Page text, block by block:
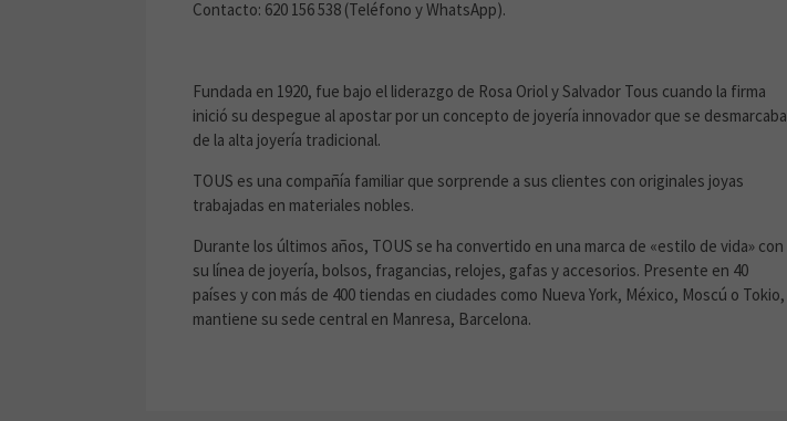
Contacto: 620 156 538 (Teléfono y WhatsApp).
Fundada en 1920, fue bajo el liderazgo de Rosa Oriol y Salvador Tous cuando la firma
inició su despegue al apostar por un concepto de joyería innovador que se desmarcaba
de la alta joyería tradicional.
TOUS es una compañía familiar que sorprende a sus clientes con originales joyas
trabajadas en materiales nobles.
Durante los últimos años, TOUS se ha convertido en una marca de «estilo de vida» con
su línea de joyería, bolsos, fragancias, relojes, gafas y accesorios. Presente en 40
países y con más de 400 tiendas en ciudades como Nueva York, México, Moscú o Tokio,
mantiene su sede central en Manresa, Barcelona.